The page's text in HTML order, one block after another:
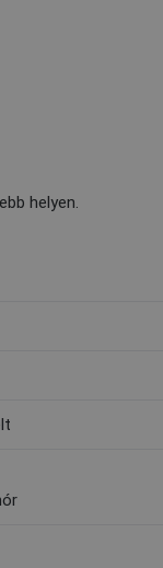
helyen.